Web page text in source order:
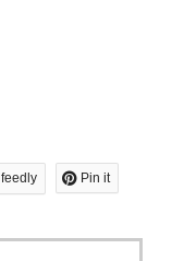
feedly Pin it